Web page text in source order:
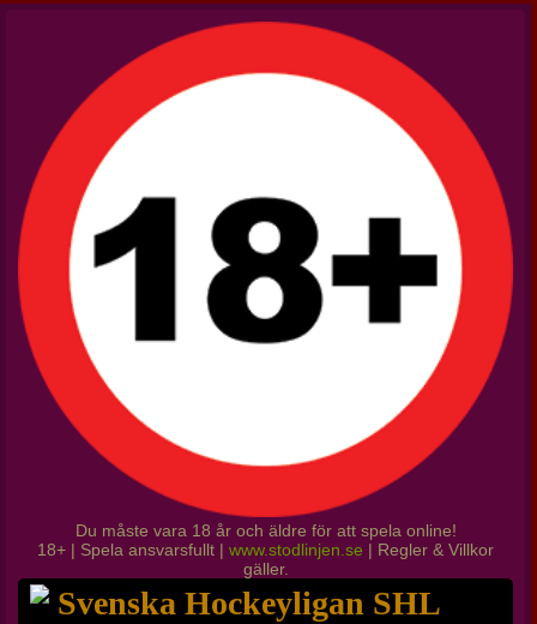
Du måste vara 18 år och äldre för att spela online!
18+ | Spela ansvarsfullt | www.stodlinjen.se | Regler & Villkor
gäller.
Svenska Hockeyligan SHL